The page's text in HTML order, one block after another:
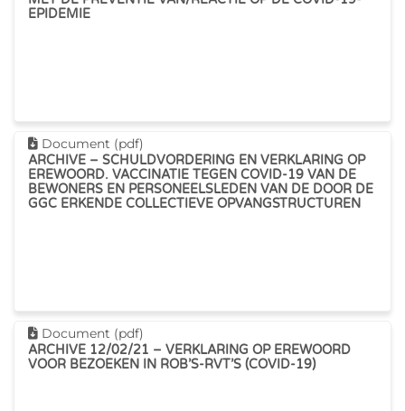
EPIDEMIE
Dit document downloaden
Document (pdf)
ARCHIVE – SCHULDVORDERING EN VERKLARING OP
EREWOORD. VACCINATIE TEGEN COVID-19 VAN DE
BEWONERS EN PERSONEELSLEDEN VAN DE DOOR DE
GGC ERKENDE COLLECTIEVE OPVANGSTRUCTUREN
Dit document downloaden
Document (pdf)
ARCHIVE 12/02/21 – VERKLARING OP EREWOORD
VOOR BEZOEKEN IN ROB’S-RVT’S (COVID-19)